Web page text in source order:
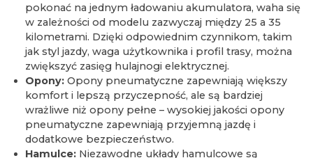
pokonać na jednym ładowaniu akumulatora, waha się
w zależności od modelu zazwyczaj między 25 a 35
kilometrami. Dzięki odpowiednim czynnikom, takim
jak styl jazdy, waga użytkownika i profil trasy, można
zwiększyć zasięg hulajnogi elektrycznej.
Opony:Opony pneumatyczne zapewniają większy
komfort i lepszą przyczepność, ale są bardziej
wrażliwe niż opony pełne – wysokiej jakości opony
pneumatyczne zapewniają przyjemną jazdę i
dodatkowe bezpieczeństwo.
Hamulce:Niezawodne układy hamulcowe są